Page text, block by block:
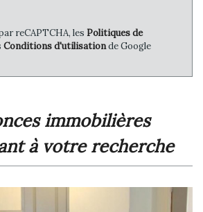
reCAPTCHA, les Politiques de
Conditions d'utilisationde Google
à votre recherche